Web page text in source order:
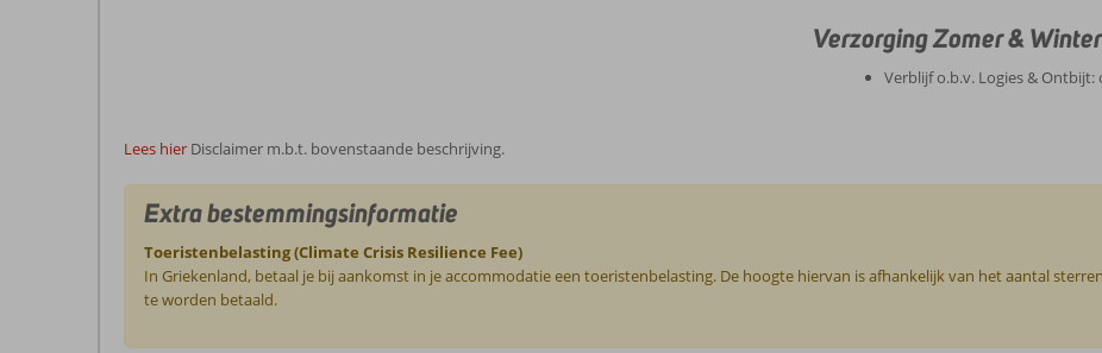
Verzorging Zomer &
Verblijf o.b.v. Logies &
Lees hier Disclaimer m.b.t. bovenstaande beschrijving.
Extra bestemmingsinformatie
Toeristenbelasting (Climate Crisis Resilience Fee)
In Griekenland, betaal je bij aankomst in je accommodatie een toeristenbelasting. De hoogte hiervan is afhankelijk van het aantal
te worden betaald.